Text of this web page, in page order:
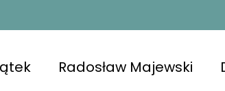
Radosław Majewski